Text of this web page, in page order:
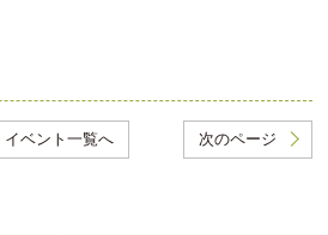
次のページ
イベント一覧へ